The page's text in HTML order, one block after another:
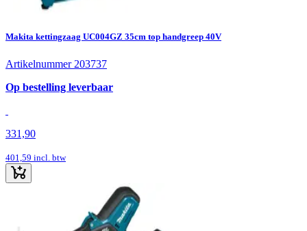
Makita kettingzaag UC004GZ 35cm top handgreep 40V
Artikelnummer 203737
Op bestelling leverbaar
331,90
401,59 incl. btw